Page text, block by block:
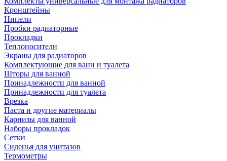
Кронштейны
Нипели
Пробки радиаторные
Прокладки
Теплоносители
Экраны для радиаторов
Комплектующие для ванн и туалета
Шторы для ванной
Принадлежности для ванной
Принадлежности для туалета
Врезка
Паста и другие материалы
Карнизы для ванной
Наборы прокладок
Сетки
Сиденья для унитазов
Термометры